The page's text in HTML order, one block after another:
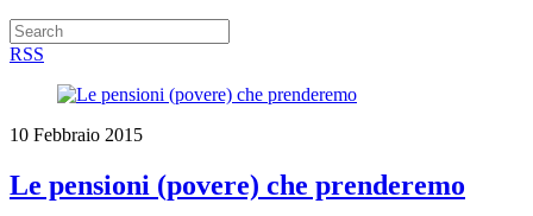
RSS
10 Febbraio 2015
Le pensioni (povere) che prenderemo